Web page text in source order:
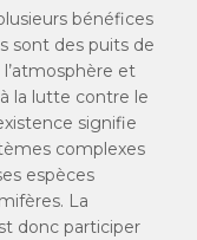
bénéfices
sont des puits de
et
la lutte contre le
signifie
complexes
espèces
La
donc participer